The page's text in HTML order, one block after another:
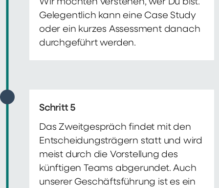
Wir möchten verstehen, wer Du bist.
Gelegentlich kann eine Case Study
oder ein kurzes Assessment danach
durchgeführt werden.
Schritt 5
Das Zweitgespräch findet mit den
Entscheidungsträgern statt und wird
meist durch die Vorstellung des
künftigen Teams abgerundet. Auch
unserer Geschäftsführung ist es ein